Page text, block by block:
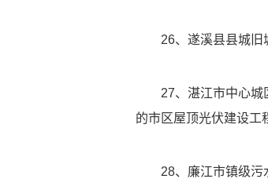
26、遂溪县县城旧
27、湛江市中心城
的市区屋顶光伏建设工
28、廉江市镇级污